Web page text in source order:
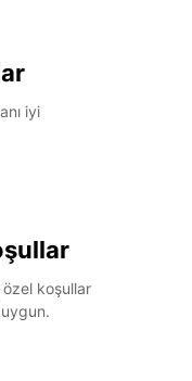
iyi
özel koşullar